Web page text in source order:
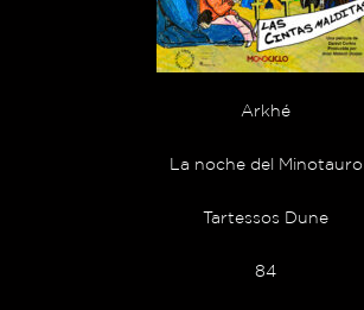
Arkhé
La noche del Minotauro
Tartessos Dune
84